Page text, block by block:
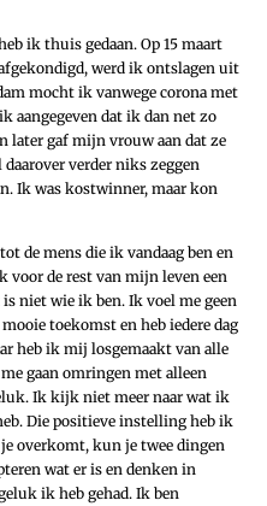
ik thuis gedaan. Op 15 maart
werd ik ontslagen uit
mocht ik vanwege corona met
aangegeven dat ik dan net zo
later gaf mijn vrouw aan dat ze
verder niks zeggen
Ik was kostwinner, maar kon
de mens die ik vandaag ben en
de rest van mijn leven een
niet wie ik ben. Ik voel me geen
toekomst en heb iedere dag
heb ik mij losgemaakt van alle
gaan omringen met alleen
Ik kijk niet meer naar wat ik
Die positieve instelling heb ik
overkomt, kun je twee dingen
wat er is en denken in
ik heb gehad. Ik ben